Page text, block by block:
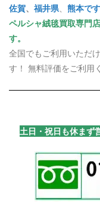
佐賀、 福井県、 熊本です
ペルシャ絨毯買取専門
す。
全国でもご利用いただ
す！ 無料評価をご利用
土日・祝日も休まず